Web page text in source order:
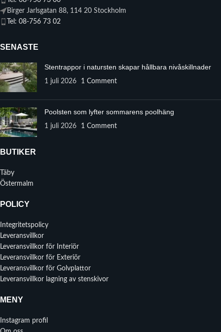
Birger Jarlsgatan 88, 114 20 Stockholm
Tel: 08-756 73 02
SENASTE
Stentrappor i natursten skapar hållbara nivåskillnader
1 juli 2026 1 Comment
Poolsten som lyfter sommarens poolhäng
1 juli 2026 1 Comment
BUTIKER
Täby
Östermalm
POLICY
Integritetspolicy
Leveransvillkor
Leveransvillkor för Interiör
Leveransvillkor för Exteriör
Leveransvillkor för Golvplattor
Leveransvillkor lagning av stenskivor
MENY
Instagram profil